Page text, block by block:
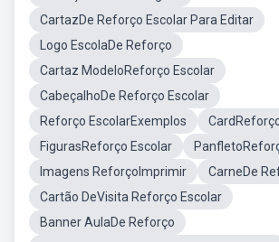
CartazDe Reforço Escolar Para Editar
Logo EscolaDe Reforço
Cartaz ModeloReforço Escolar
CabeçalhoDe Reforço Escolar
Reforço EscolarExemplos
FigurasReforço Escolar
Imagens ReforçoImprimir
CarneDe
Cartão DeVisita Reforço Escolar
Banner AulaDe Reforço